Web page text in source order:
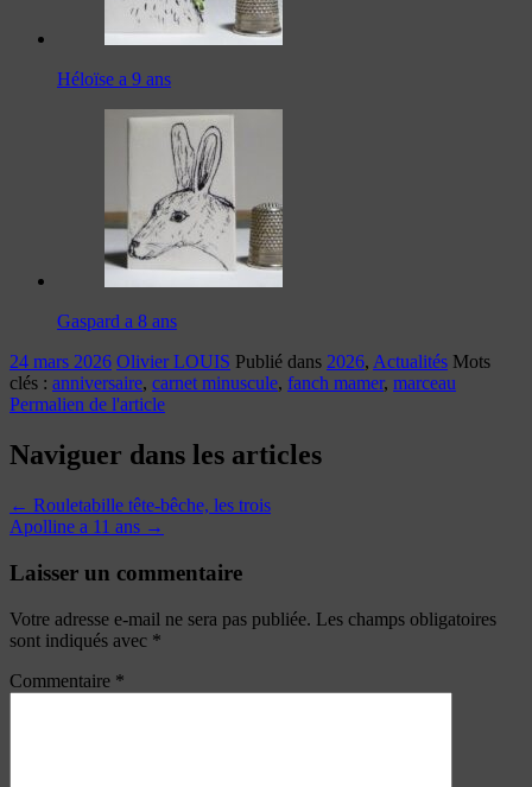
Héloïse a 9 ans
Gaspard a 8 ans
24 mars 2026 Olivier LOUIS Publié dans 2026, Actualités Mots
clés : anniversaire, carnet minuscule, fanch mamer, marceau
Permalien de l'article
Naviguer dans les articles
← Rouletabille tête-bêche, les trois
Apolline a 11 ans →
Laisser un commentaire
Votre adresse e-mail ne sera pas publiée. Les champs obligatoires
sont indiqués avec *
Commentaire *